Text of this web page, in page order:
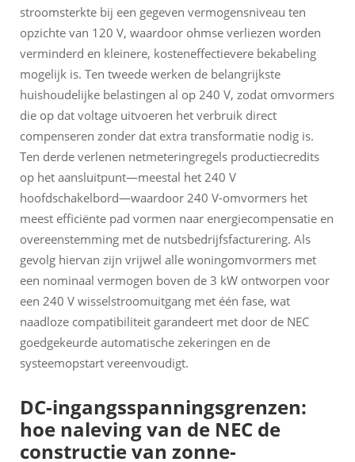
stroomsterkte bij een gegeven vermogensniveau ten
opzichte van 120 V, waardoor ohmse verliezen worden
verminderd en kleinere, kosteneffectievere bekabeling
mogelijk is. Ten tweede werken de belangrijkste
huishoudelijke belastingen al op 240 V, zodat omvormers
die op dat voltage uitvoeren het verbruik direct
compenseren zonder dat extra transformatie nodig is.
Ten derde verlenen netmeteringregels productiecredits
op het aansluitpunt—meestal het 240 V
hoofdschakelbord—waardoor 240 V-omvormers het
meest efficiënte pad vormen naar energiecompensatie en
overeenstemming met de nutsbedrijfsfacturering. Als
gevolg hiervan zijn vrijwel alle woningomvormers met
een nominaal vermogen boven de 3 kW ontworpen voor
een 240 V wisselstroomuitgang met één fase, wat
naadloze compatibiliteit garandeert met door de NEC
goedgekeurde automatische zekeringen en de
systeemopstart vereenvoudigt.
DC-ingangsspanningsgrenzen:
hoe naleving van de NEC de
constructie van zonne-